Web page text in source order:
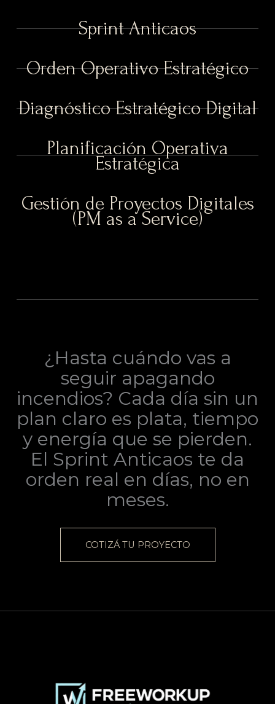
Sprint Anticaos
Orden Operativo Estratégico
Diagnóstico Estratégico Digital
Planificación Operativa
Estratégica
Gestión de Proyectos Digitales
(PM as a Service)
¿Hasta cuándo vas a
seguir apagando
incendios? Cada día sin un
plan claro es plata, tiempo
y energía que se pierden.
El Sprint Anticaos te da
orden real en días, no en
meses.
COTIZÁ TU PROYECTO